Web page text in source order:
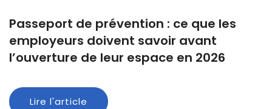
Passeport de prévention : ce que les
employeurs doivent savoir avant
l’ouverture de leur espace en 2026
Lire l'article